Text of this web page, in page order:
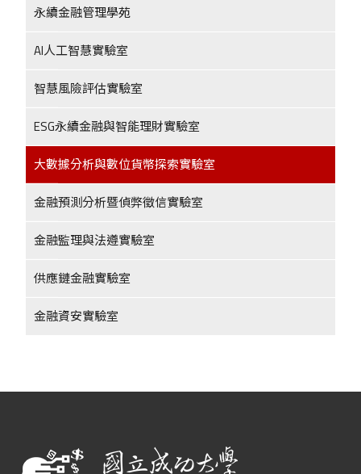
永續金融管理學苑
AI人工智慧實驗室
智慧風險評估實驗室
ESG永續金融與智能理財實驗室
大數據分析與數位貨幣探索實驗室
金融預測分析暨偵弊徵信實驗室
金融監理與法遵實驗室
供應鏈金融實驗室
金融資安實驗室